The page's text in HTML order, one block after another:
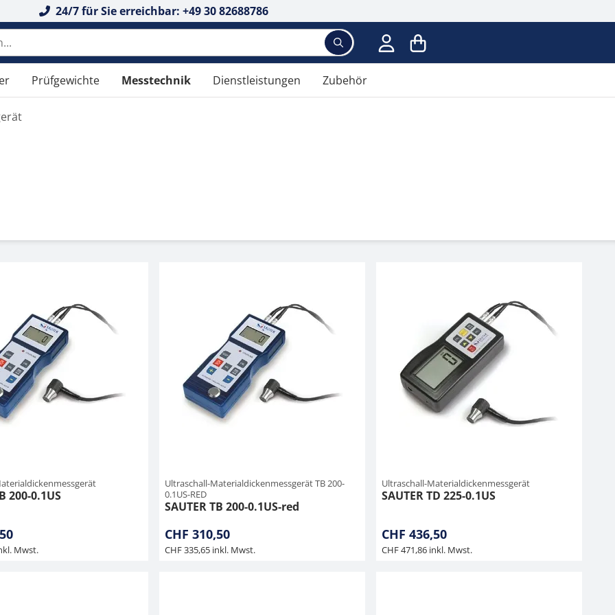
24/7 für Sie erreichbar: +49 30 82688786
Prüfgewichte Messtechnik Dienstleistungen Zubehör
200-0.1US
Mwst.
Ultraschall-Materialdickenmessgerät TB 200-
0.1US-RED
SAUTER TB 200-0.1US-red
CHF 310,50
CHF 335,65 inkl. Mwst.
Ultraschall-Materialdickenmessgerät
SAUTER TD 225-0.1US
CHF 436,50
CHF 471,86 inkl. Mwst.